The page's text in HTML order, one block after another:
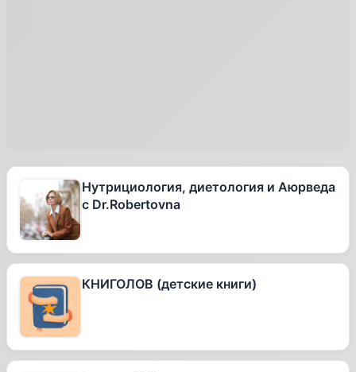
Нутрициология, диетология и Аюрведа
с Dr.Robertovna
КНИГОЛОВ (детские книги)